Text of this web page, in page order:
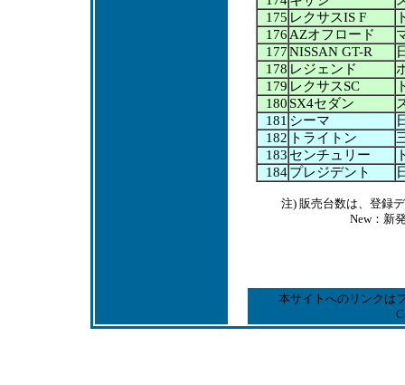
175 レクサスIS F
176 AZオフロード
177NISSAN GT-R
178 レジェンド
179 レクサスSC
180 SX4セダン
181 シーマ
182 トライトン
183 センチュリー
184 プレジデント
注) 販売台数は、登録
New：新
本サイトへのリンクは